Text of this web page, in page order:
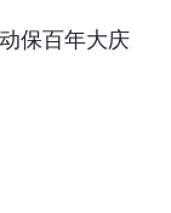
保百年大庆